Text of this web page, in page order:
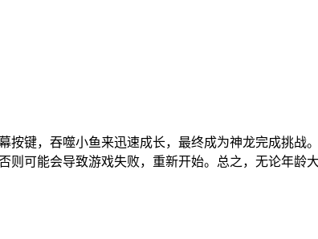
键，吞噬小鱼来迅速成长，最终成为神龙完成挑战
可能会导致游戏失败，重新开始。总之，无论年龄